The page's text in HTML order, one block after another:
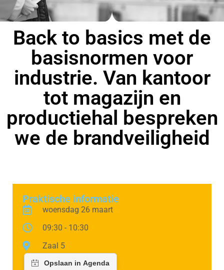
Back to basics met de
basisnormen voor
industrie. Van kantoor
tot magazijn en
productiehal bespreken
we de brandveiligheid
Praktische informatie
woensdag 26 maart
09:30 - 10:30
Zaal 5